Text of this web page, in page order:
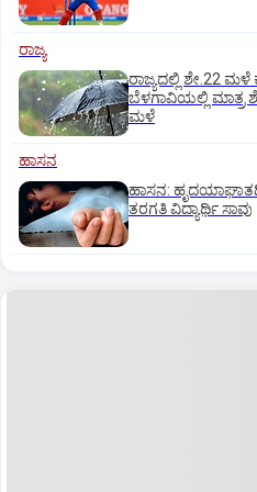
ರಾಜ್ಯ
ರಾಜ್ಯದಲ್ಲಿ ಶೇ.22 ಮಳೆ
ಬೆಳಗಾವಿಯಲ್ಲಿ ಮಾತ್ರ
ಮಳೆ
ಹಾಸನ
ಹಾಸನ:
ತರಗತಿ ವಿದ್ಯಾರ್ಥಿ ಸಾವು